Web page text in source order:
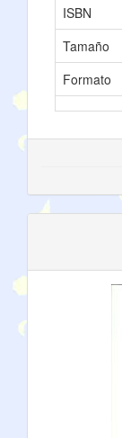
ISBN
Tamaño
Formato